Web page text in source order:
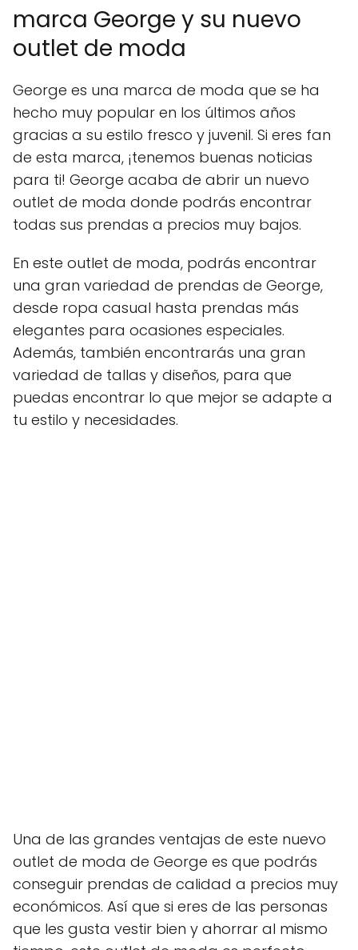
marca George y su nuevo
outlet de moda
George es una marca de moda que se ha
hecho muy popular en los últimos años
gracias a su estilo fresco y juvenil. Si eres fan
de esta marca, ¡tenemos buenas noticias
para ti! George acaba de abrir un nuevo
outlet de moda donde podrás encontrar
todas sus prendas a precios muy bajos.
En este outlet de moda, podrás encontrar
una gran variedad de prendas de George,
desde ropa casual hasta prendas más
elegantes para ocasiones especiales.
Además, también encontrarás una gran
variedad de tallas y diseños, para que
puedas encontrar lo que mejor se adapte a
tu estilo y necesidades.
Una de las grandes ventajas de este nuevo
outlet de moda de George es que podrás
conseguir prendas de calidad a precios muy
económicos. Así que si eres de las personas
que les gusta vestir bien y ahorrar al mismo